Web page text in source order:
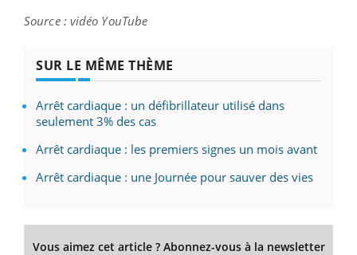
Source : vidéo YouTube
SUR LE MÊME THÈME
Arrêt cardiaque : un défibrillateur utilisé dans
seulement 3% des cas
Arrêt cardiaque : les premiers signes un mois avant
Arrêt cardiaque : une Journée pour sauver des vies
Vous aimez cet article ? Abonnez-vous à la newsletter